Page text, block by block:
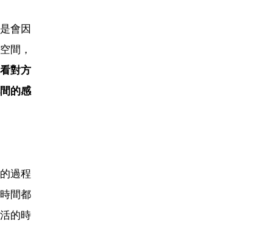
會因
間，
對方
的感
過程
間都
的時